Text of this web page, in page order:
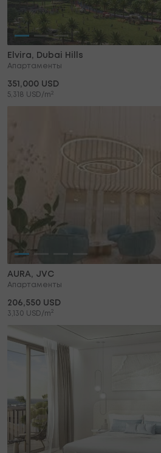
Elvira, Dubai Hills
Апартаменты
351,000 USD
5,318 USD/m2
AURA, JVC
Апартаменты
206,550 USD
3,130 USD/m2